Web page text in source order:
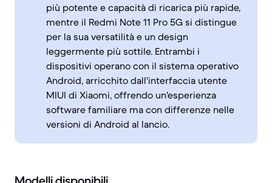
più potente e capacità di ricarica più rapide,
mentre il Redmi Note 11 Pro 5G si distingue
per la sua versatilità e un design
leggermente più sottile. Entrambi i
dispositivi operano con il sistema operativo
Android, arricchito dall'interfaccia utente
MIUI di Xiaomi, offrendo un'esperienza
software familiare ma con differenze nelle
versioni di Android al lancio.